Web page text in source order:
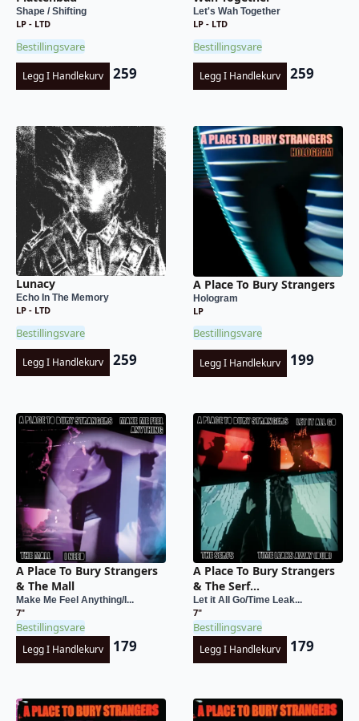
Shape / Shifting
LP - LTD
Bestillingsvare
Legg I Handlekurv 259
Let's Wah Together
LP - LTD
Bestillingsvare
Legg I Handlekurv 259
Lunacy
Echo In The Memory
LP - LTD
Bestillingsvare
Legg I Handlekurv 259
A Place To Bury Strangers
Hologram
LP
Bestillingsvare
Legg I Handlekurv 199
A Place To Bury Strangers
& The Mall
Make Me Feel Anything/I...
7"
Bestillingsvare
Legg I Handlekurv 179
A Place To Bury Strangers
& The Serf...
Let it All Go/Time Leak...
7"
Bestillingsvare
Legg I Handlekurv 179